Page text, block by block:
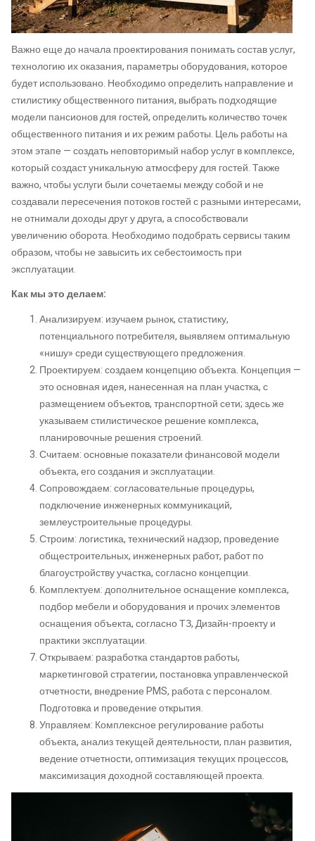
Важно еще до начала проектирования понимать состав услуг,
технологию их оказания, параметры оборудования, которое
будет использовано. Необходимо определить направление и
стилистику общественного питания, выбрать подходящие
модели пансионов для гостей, определить количество точек
общественного питания и их режим работы. Цель работы на
этом этапе — создать неповторимый набор услуг в комплексе,
который создаст уникальную атмосферу для гостей. Также
важно, чтобы услуги были сочетаемы между собой и не
создавали пересечения потоков гостей с разными интересами,
не отнимали доходы друг у друга, а способствовали
увеличению оборота. Необходимо подобрать сервисы таким
образом, чтобы не завысить их себестоимость при
эксплуатации.
Как мы это делаем:
Анализируем: изучаем рынок, статистику,
потенциального потребителя, выявляем оптимальную
«нишу» среди существующего предложения.
Проектируем: создаем концепцию объекта. Концепция —
это основная идея, нанесенная на план участка, с
размещением объектов, транспортной сети; здесь же
указываем стилистическое решение комплекса,
планировочные решения строений.
Считаем: основные показатели финансовой модели
объекта, его создания и эксплуатации.
Сопровождаем: согласовательные процедуры,
подключение инженерных коммуникаций,
землеустроительные процедуры.
Строим: логистика, технический надзор, проведение
общестроительных, инженерных работ, работ по
благоустройству участка, согласно концепции.
Комплектуем: дополнительное оснащение комплекса,
подбор мебели и оборудования и прочих элементов
оснащения объекта, согласно ТЗ, Дизайн-проекту и
практики эксплуатации.
Открываем: разработка стандартов работы,
маркетинговой стратегии, постановка управленческой
отчетности, внедрение PMS, работа с персоналом.
Подготовка и проведение открытия.
Управляем: Комплексное регулирование работы
объекта, анализ текущей деятельности, план развития,
ведение отчетности, оптимизация текущих процессов,
максимизация доходной составляющей проекта.